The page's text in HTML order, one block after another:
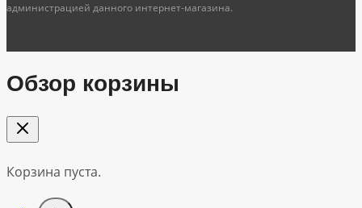
администрацией данного интернет-магазина.
Обзор корзины
Корзина пуста.